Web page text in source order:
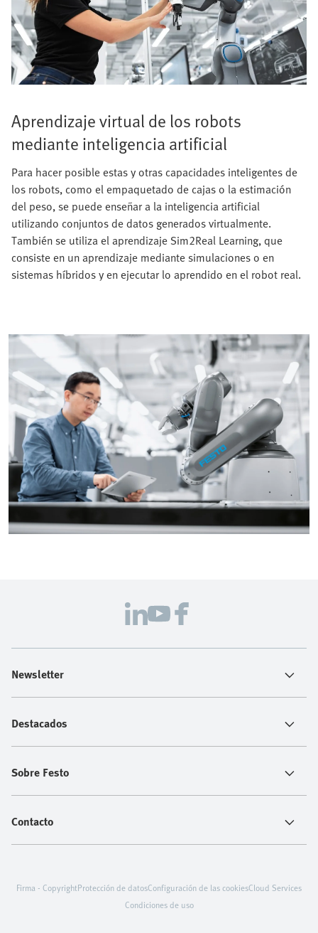
Aprendizaje virtual de los robots
mediante inteligencia artificial
Para hacer posible estas y otras capacidades inteligentes de
los robots, como el empaquetado de cajas o la estimación
del peso, se puede enseñar a la inteligencia artificial
utilizando conjuntos de datos generados virtualmente.
También se utiliza el aprendizaje Sim2Real Learning, que
consiste en un aprendizaje mediante simulaciones o en
sistemas híbridos y en ejecutar lo aprendido en el robot real.
Newsletter
Destacados
Sobre Festo
Contacto
Firma - CopyrightProtección de datosConfiguración de las cookiesCloud Services
Condiciones de uso